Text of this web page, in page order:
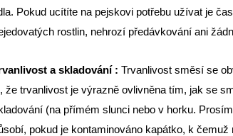
Pokud ucítíte na pejskovi potřebu užívat je
rostlin, nehrozí předávkování ani
a skladování : Trvanlivost směsí se
že trvanlivost je výrazně ovlivněna tím, jak se
(na přímém slunci nebo v horku.
pokud je kontaminováno kapátko, k